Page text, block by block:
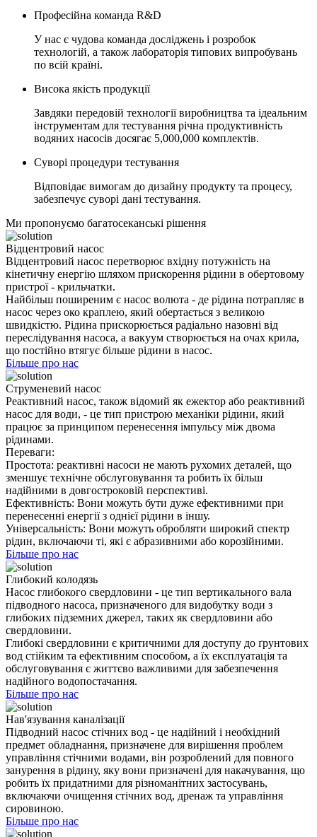
Професійна команда R&D
У нас є чудова команда досліджень і розробок
технологій, а також лабораторія типових випробувань
по всій країні.
Висока якість продукції
Завдяки передовій технології виробництва та ідеальним
інструментам для тестування річна продуктивність
водяних насосів досягає 5,000,000 комплектів.
Суворі процедури тестування
Відповідає вимогам до дизайну продукту та процесу,
забезпечує суворі дані тестування.
Ми пропонуємо багатосеканські рішення
Відцентровий насос
Відцентровий насос перетворює вхідну потужність на
кінетичну енергію шляхом прискорення рідини в обертовому
пристрої - крильчатки.
Найбільш поширеним є насос волюта - де рідина потрапляє в
насос через око краплею, який обертається з великою
швидкістю. Рідина прискорюється радіально назовні від
переслідування насоса, а вакуум створюється на очах крила,
що постійно втягує більше рідини в насос.
Більше про нас
Струменевий насос
Реактивний насос, також відомий як ежектор або реактивний
насос для води, - це тип пристрою механіки рідини, який
працює за принципом перенесення імпульсу між двома
рідинами.
Переваги:
Простота: реактивні насоси не мають рухомих деталей, що
зменшує технічне обслуговування та робить їх більш
надійними в довгостроковій перспективі.
Ефективність: Вони можуть бути дуже ефективними при
перенесенні енергії з однієї рідини в іншу.
Універсальність: Вони можуть обробляти широкий спектр
рідин, включаючи ті, які є абразивними або корозійними.
Більше про нас
Глибокий колодязь
Насос глибокого свердловини - це тип вертикального вала
підводного насоса, призначеного для видобутку води з
глибоких підземних джерел, таких як свердловини або
свердловини.
Глибокі свердловини є критичними для доступу до ґрунтових
вод стійким та ефективним способом, а їх експлуатація та
обслуговування є життєво важливими для забезпечення
надійного водопостачання.
Більше про нас
Нав'язування каналізації
Підводний насос стічних вод - це надійний і необхідний
предмет обладнання, призначене для вирішення проблем
управління стічними водами, він розроблений для повного
занурення в рідину, яку вони призначені для накачування, що
робить їх придатними для різноманітних застосувань,
включаючи очищення стічних вод, дренаж та управління
сировиною.
Більше про нас